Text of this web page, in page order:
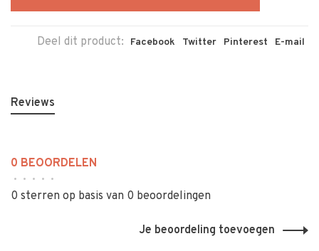
Deel dit product: Facebook Twitter Pinterest E-mail
Reviews
0 BEOORDELEN
• • • • •
0 sterren op basis van 0 beoordelingen
Je beoordeling toevoegen